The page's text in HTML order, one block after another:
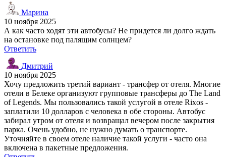
Марина
10 ноября 2025
А как часто ходят эти автобусы? Не придется ли долго ждать
на остановке под палящим солнцем?
Ответить
Дмитрий
10 ноября 2025
Хочу предложить третий вариант - трансфер от отеля. Многие
отели в Белеке организуют групповые трансферы до The Land
of Legends. Мы пользовались такой услугой в отеле Rixos -
заплатили 10 долларов с человека в обе стороны. Автобус
забирал утром от отеля и возвращал вечером после закрытия
парка. Очень удобно, не нужно думать о транспорте.
Уточняйте в своем отеле наличие такой услуги - часто она
включена в пакетные предложения.